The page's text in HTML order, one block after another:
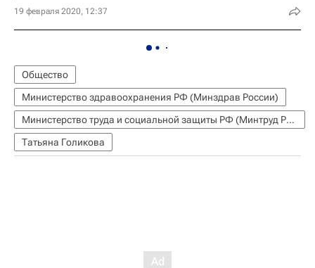
19 февраля 2020, 12:37
Общество
Министерство здравоохранения РФ (Минздрав России)
Министерство труда и социальной защиты РФ (Минтруд России)
Татьяна Голикова